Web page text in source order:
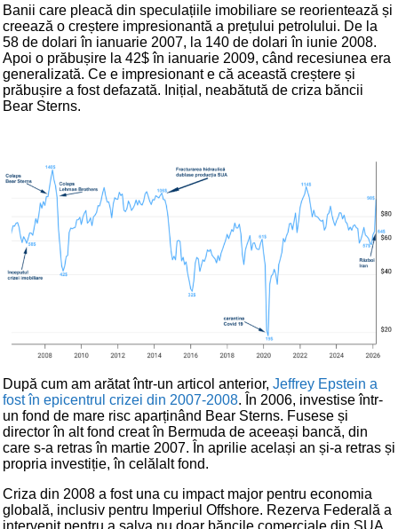
Banii care pleacă din speculațiile imobiliare se reorientează și
creează o creștere impresionantă a prețului petrolului. De la
58 de dolari în ianuarie 2007, la 140 de dolari în iunie 2008.
Apoi o prăbușire la 42$ în ianuarie 2009, când recesiunea era
generalizată. Ce e impresionant e că această creștere și
prăbușire a fost defazată. Inițial, neabătută de criza băncii
Bear Sterns.
După cum am arătat într-un articol anterior, Jeffrey Epstein a
fost în epicentrul crizei din 2007-2008. În 2006, investise într-
un fond de mare risc aparținând Bear Sterns. Fusese și
director în alt fond creat în Bermuda de aceeași bancă, din
care s-a retras în martie 2007. În aprilie același an și-a retras și
propria investiție, în celălalt fond.
Criza din 2008 a fost una cu impact major pentru economia
globală, inclusiv pentru Imperiul Offshore. Rezerva Federală a
intervenit pentru a salva nu doar băncile comerciale din SUA,